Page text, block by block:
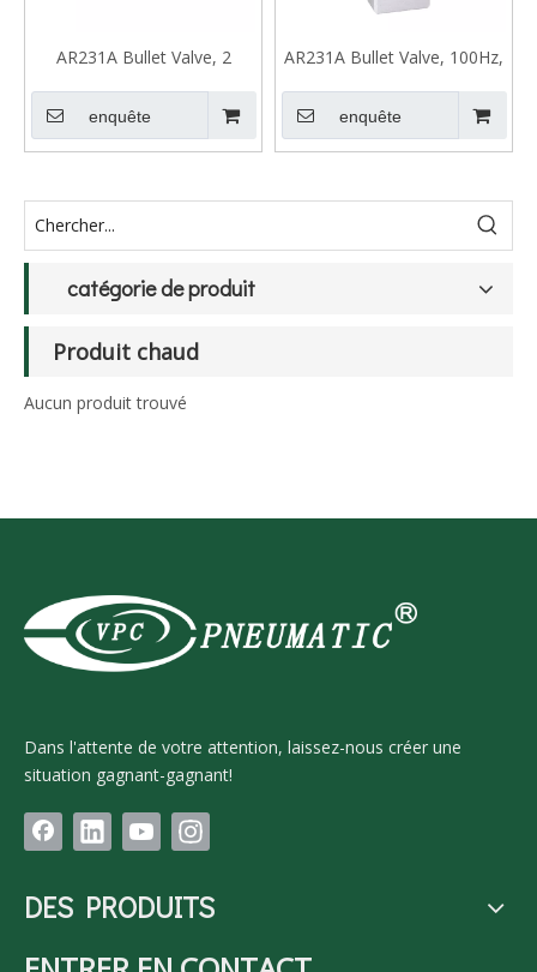
AR231A Bullet Valve, 2
enquête
AR231A Bullet Valve, 100Hz,
enquête
catégorie de produit
Produit chaud
Aucun produit trouvé
Dans l'attente de votre attention, laissez-nous créer une
situation gagnant-gagnant!
DES PRODUITS